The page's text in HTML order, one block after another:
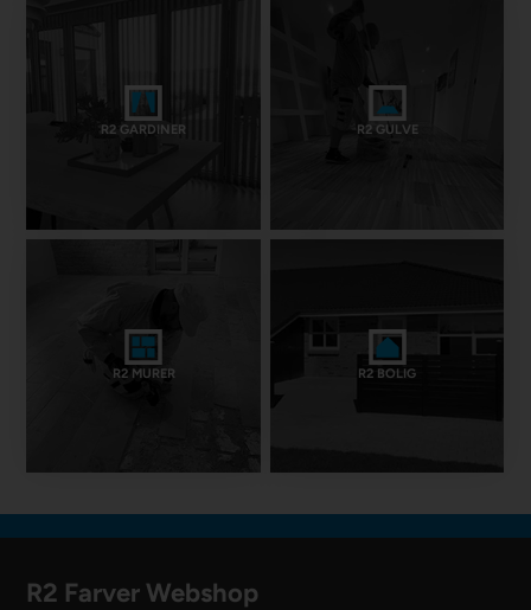
R2 GARDINER R2 GULVE
R2 MURER R2 BOLIG
R2 Farver Webshop